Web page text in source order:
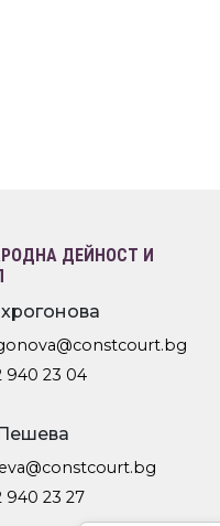
ДЕЙНОСТ И
940 23 04
940 23 27